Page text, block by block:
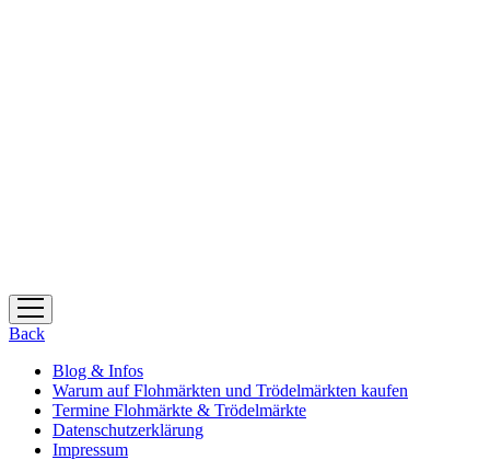
Menü
öffnen
Back
Blog & Infos
Warum auf Flohmärkten und Trödelmärkten kaufen
Termine Flohmärkte & Trödelmärkte
Datenschutzerklärung
Impressum